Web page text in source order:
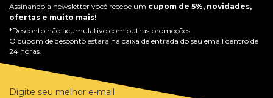
Assinando a newsletter você recebe um cupom de 5%, novidades,
ofertas e muito mais!
*Desconto não acumulativo com outras promoções.
O cupom de desconto estará na caixa de entrada do seu email dentro de
24 horas.
Digite seu melhor e-mail